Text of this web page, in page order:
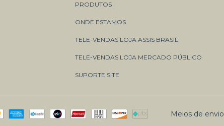
PRODUTOS
ONDE ESTAMOS
TELE-VENDAS LOJA ASSIS BRASIL
TELE-VENDAS LOJA MERCADO PÚBLICO
SUPORTE SITE
Meios de envio